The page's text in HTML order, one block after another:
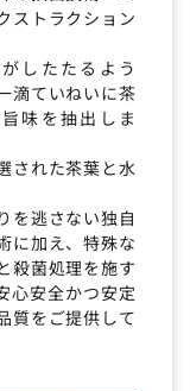
ストラクション
したたるよう
滴ていねいに茶
味を抽出しま
された茶葉と水
を逃さない独自
に加え、特殊な
殺菌処理を施す
心安全かつ安定
質をご提供して